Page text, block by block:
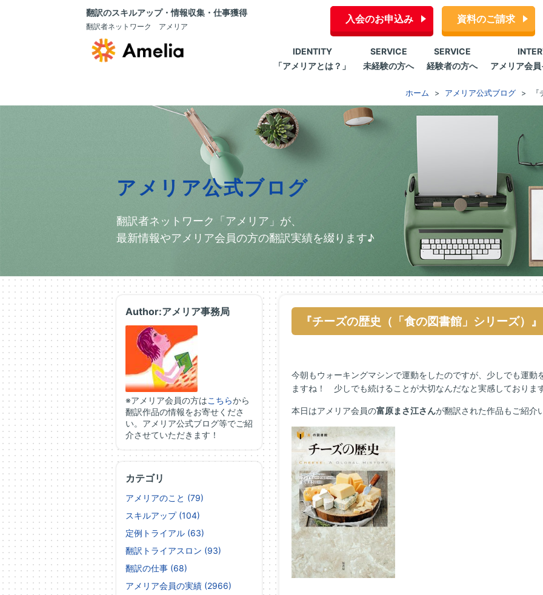
翻訳のスキルアップ・情報収集・仕事獲得
翻訳者ネットワーク アメリア
入会のお申込み 資料のご請求
IDENTITY
「アメリアとは？」
SERVICE
未経験の方へ
SERVICE
経験者の方へ
アメリア会
ホーム アメリア公式ブログ
アメリア公式ブログ
翻訳者ネットワーク「アメリア」が、
最新情報やアメリア会員の方の翻訳実績を綴ります♪
『チーズの歴史（「食の図書館」シリーズ）』
今朝もウォーキングマシンで運動をしたのですが、少しでも運動
ますね！ 少しでも続けることが大切なんだなと実感しておりま
本日はアメリア会員の富原まさ江さんが翻訳された作品もご紹介
Author:アメリア事務局
※アメリア会員の方はこちらから
翻訳作品の情報をお寄せくださ
い。アメリア公式ブログ等でご紹
介させていただきます！
カテゴリ
アメリアのこと (79)
スキルアップ (104)
定例トライアル (63)
翻訳トライアスロン (93)
翻訳の仕事 (68)
アメリア会員の実績 (2966)